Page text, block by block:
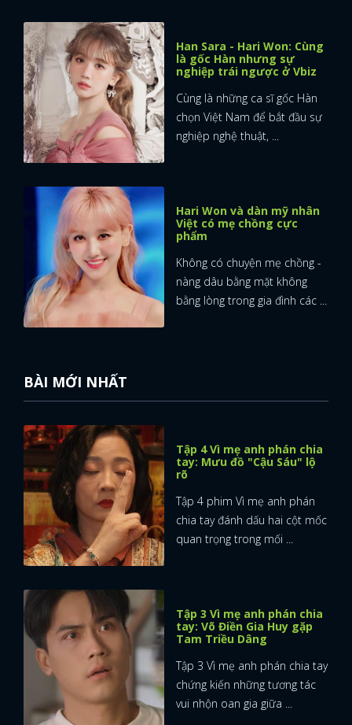
Han Sara - Hari Won: Cùng
là gốc Hàn nhưng sự
nghiệp trái ngược ở Vbiz
Cùng là những ca sĩ gốc Hàn
chọn Việt Nam để bắt đầu sự
nghiệp nghệ thuật, ...
Hari Won và dàn mỹ nhân
Việt có mẹ chồng cực
phẩm
Không có chuyện mẹ chồng -
nàng dâu bằng mặt không
bằng lòng trong gia đình các ...
BÀI MỚI NHẤT
Tập 4 Vì mẹ anh phán chia
tay: Mưu đồ "Cậu Sáu" lộ
rõ
Tập 4 phim Vì mẹ anh phán
chia tay đánh dấu hai cột mốc
quan trọng trong mối ...
Tập 3 Vì mẹ anh phán chia
tay: Võ Điền Gia Huy gặp
Tam Triều Dâng
Tập 3 Vì mẹ anh phán chia tay
chứng kiến những tương tác
vui nhộn oan gia giữa ...